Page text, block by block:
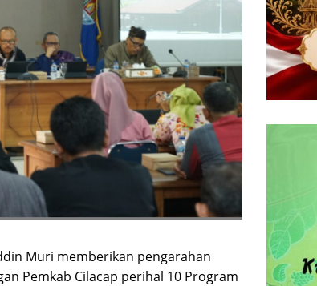
Muri memberikan pengarahan
Pemkab Cilacap perihal 10 Program